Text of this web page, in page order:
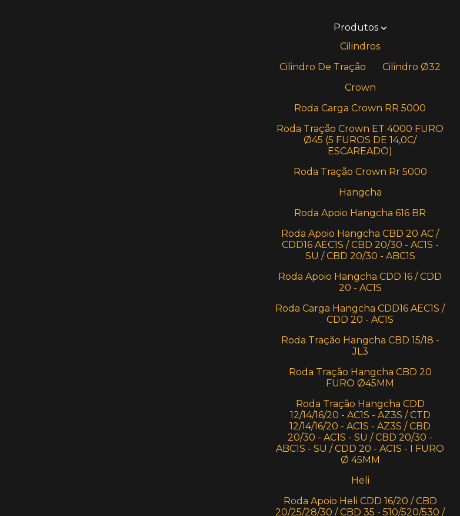
Produtos
Cilindros
Cilindro De Tração
Cilindro Ø32
Crown
Roda Carga Crown RR 5000
Roda Tração Crown ET 4000 FURO
Ø45 (5 FUROS DE 14,0C/
ESCAREADO)
Roda Tração Crown Rr 5000
Hangcha
Roda Apoio Hangcha 616 BR
Roda Apoio Hangcha CBD 20 AC /
CDD16 AEC1S / CBD 20/30 - AC1S -
SU / CBD 20/30 - ABC1S
Roda Apoio Hangcha CDD 16 / CDD
20 - AC1S
Roda Carga Hangcha CDD16 AEC1S /
CDD 20 - AC1S
Roda Tração Hangcha CBD 15/18 -
JL3
Roda Tração Hangcha CBD 20
FURO Ø45MM
Roda Tração Hangcha CDD
12/14/16/20 - AC1S - AZ3S / CTD
12/14/16/20 - AC1S - AZ3S / CBD
20/30 - AC1S - SU / CBD 20/30 -
ABC1S - SU / CDD 20 - AC1S - I FURO
Ø 45MM
Heli
Roda Apoio Heli CDD 16/20 / CBD
20/25/28/30 / CBD 35 - 510/520/530 /